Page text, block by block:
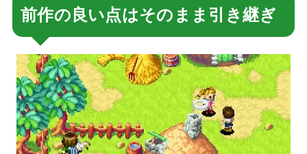
前作の良い点はそのまま引き継ぎ